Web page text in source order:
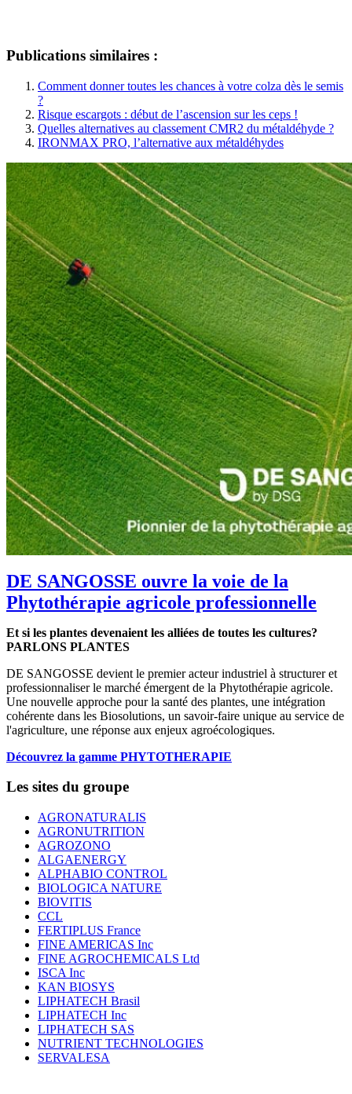
Publications similaires :
Comment donner toutes les chances à votre colza dès le semis
?
Risque escargots : début de l’ascension sur les ceps !
Quelles alternatives au classement CMR2 du métaldéhyde ?
IRONMAX PRO, l’alternative aux métaldéhydes
DE SANGOSSE ouvre la voie de la
Phytothérapie agricole professionnelle
Et si les plantes devenaient les alliées de toutes les cultures?
PARLONS PLANTES
DE SANGOSSE devient le premier acteur industriel à structurer et
professionnaliser le marché émergent de la Phytothérapie agricole.
Une nouvelle approche pour la santé des plantes, une intégration
cohérente dans les Biosolutions, un savoir-faire unique au service de
l'agriculture, une réponse aux enjeux agroécologiques.
Découvrez la gamme PHYTOTHERAPIE
Les sites du groupe
AGRONATURALIS
AGRONUTRITION
AGROZONO
ALGAENERGY
ALPHABIO CONTROL
BIOLOGICA NATURE
BIOVITIS
CCL
FERTIPLUS France
FINE AMERICAS Inc
FINE AGROCHEMICALS Ltd
ISCA Inc
KAN BIOSYS
LIPHATECH Brasil
LIPHATECH Inc
LIPHATECH SAS
NUTRIENT TECHNOLOGIES
SERVALESA